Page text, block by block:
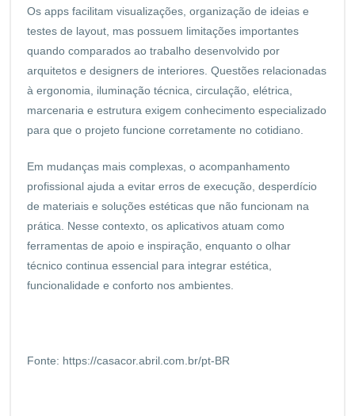
Os apps facilitam visualizações, organização de ideias e
testes de layout, mas possuem limitações importantes
quando comparados ao trabalho desenvolvido por
arquitetos e designers de interiores. Questões relacionadas
à ergonomia, iluminação técnica, circulação, elétrica,
marcenaria e estrutura exigem conhecimento especializado
para que o projeto funcione corretamente no cotidiano.
Em mudanças mais complexas, o acompanhamento
profissional ajuda a evitar erros de execução, desperdício
de materiais e soluções estéticas que não funcionam na
prática. Nesse contexto, os aplicativos atuam como
ferramentas de apoio e inspiração, enquanto o olhar
técnico continua essencial para integrar estética,
funcionalidade e conforto nos ambientes.
Fonte: https://casacor.abril.com.br/pt-BR